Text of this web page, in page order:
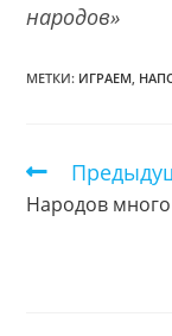
народов»
МЕТКИ: ИГРАЕМ
Еще
статьи
Народов